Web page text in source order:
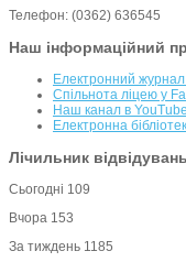
Телефон: (0362) 636545
Наш інформаційний
Електронний
Спільнота ліцею у
Наш канал в YouTube
Електронна
Лічильник
Сьогодні 109
Вчора 153
За тиждень 1185